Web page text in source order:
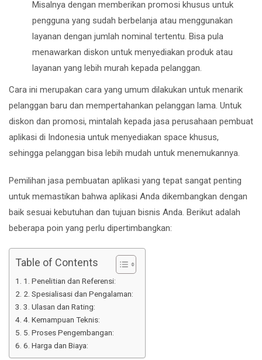
Misalnya dengan memberikan promosi khusus untuk
pengguna yang sudah berbelanja atau menggunakan
layanan dengan jumlah nominal tertentu. Bisa pula
menawarkan diskon untuk menyediakan produk atau
layanan yang lebih murah kepada pelanggan.
Cara ini merupakan cara yang umum dilakukan untuk menarik
pelanggan baru dan mempertahankan pelanggan lama. Untuk
diskon dan promosi, mintalah kepada jasa perusahaan pembuat
aplikasi di Indonesia untuk menyediakan space khusus,
sehingga pelanggan bisa lebih mudah untuk menemukannya.
Pemilihan jasa pembuatan aplikasi yang tepat sangat penting
untuk memastikan bahwa aplikasi Anda dikembangkan dengan
baik sesuai kebutuhan dan tujuan bisnis Anda. Berikut adalah
beberapa poin yang perlu dipertimbangkan:
Table of Contents
1. Penelitian dan Referensi:
2. Spesialisasi dan Pengalaman:
3. Ulasan dan Rating:
4. Kemampuan Teknis:
5. Proses Pengembangan:
6. Harga dan Biaya: